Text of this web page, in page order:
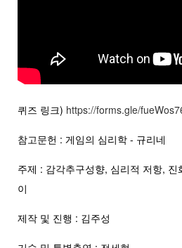
퀴즈 링크) https://forms.gle/
참고문헌 : 게임의 심리학 - 규리네
주제 : 감각추구성향, 심리적 저항,
이
제작 및 진행 : 김주성